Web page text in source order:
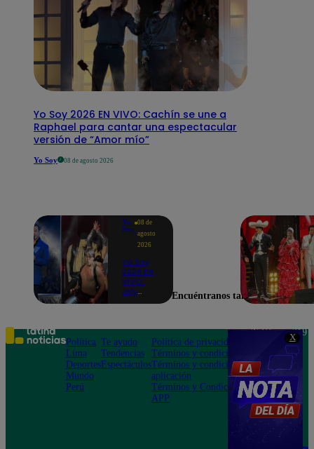
X
Yo Soy 2026 EN VIVO: Cachín se une a
Raphael para cantar una espectacular
versión de “Amor mío”
Yo Soy 08 de agosto 2026
Yo
Soy
08 de
agosto
2026
Yo Soy
2026 EN
VIVO:
Jely
Bravo
para
cantar
“Noelia”
y
presenta
“Gracias
Encuéntranos también en
Política
Lima
Deportes
Mundo
Perú
Te ayudo
Tendencias
Espectáculos
Política de privacidad
Términos y condiciones
Términos y condiciones
aplicación
Términos y Condiciones
APP
Teléfono: 219
Av. San
Felipe 968
Jesús María